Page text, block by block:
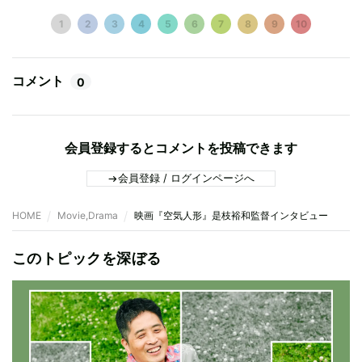
1 2 3 4 5 6 7 8 9 10
コメント 0
会員登録するとコメントを投稿できます
会員登録 / ログインページへ
HOME Movie,Drama 映画『空気人形』是枝裕和監督インタビュー
このトピックを深ぼる